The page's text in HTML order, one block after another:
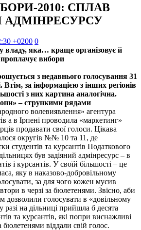
2010: СПЛАВ
АДМІНРЕСУРСУ
+0200 0
владу, яка… краще організовує й
проплачує вибори
з недавнього голосування 31
за інформацією з інших регіонів
з них картина аналогічна.
– стрункими рядами
волевиявлення» агентура
а в Ірпені проводила «маркетинг»
продавати свої голоси. Цікава
округів №№ 10 та 11, де
студентів та курсантів Податкового
був задіяний адмінресурс – в
і курсантів. У своїй більшості – це
яку в наказово-добровільному
за для чого кожен мусив
в черзі за бюлетенями. Звісно, аби
дозволили голосувати в «довільному
на дільниці прийшла б десята
та курсантів, які попри виснажливі
віддали свій голос.